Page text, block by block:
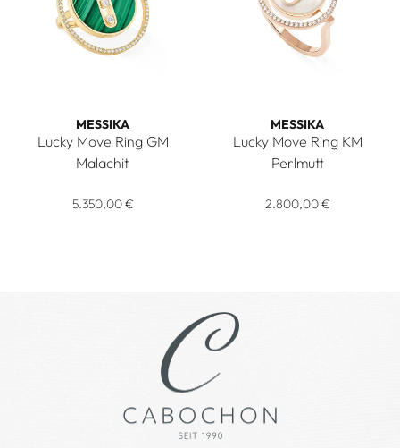
MESSIKA
Lucky Move Ring GM
Malachit
5.350,00 €
MESSIKA
Lucky Move Ring KM
Perlmutt
2.800,00 €